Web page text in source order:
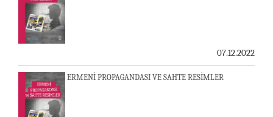
07.12.2022
ERMENİ PROPAGANDASI VE SAHTE RESİMLER